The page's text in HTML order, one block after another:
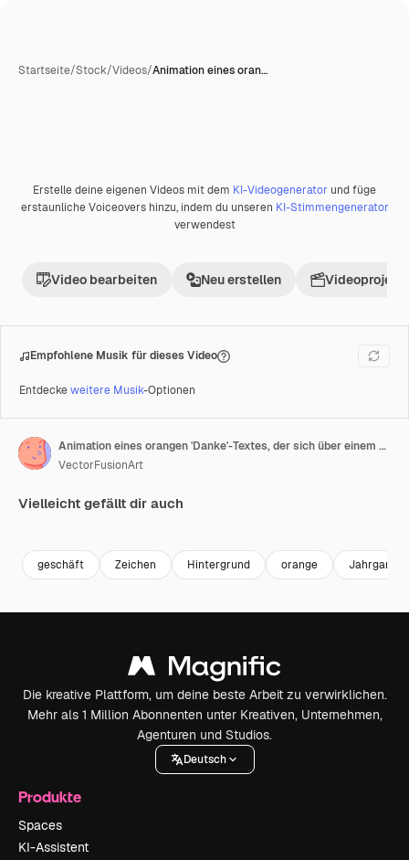
Startseite/Stock/Videos/Animation eines oran…
PremiumKI-generiert
Erstelle deine eigenen Videos mit dem KI-Videogenerator und füge
erstaunliche Voiceovers hinzu, indem du unseren KI-Stimmengenerator
verwendest
Video bearbeiten Neu erstellen Videoprojekt
Empfohlene Musik für dieses Video
Entdeckeweitere Musik-Optionen
Animation eines orangen 'Danke'-Textes, der sich über einem orangefarbenen Streifen auf gelbem Hintergrund wiederholt.
VectorFusionArt
Vielleicht gefällt dir auch
geschäft Zeichen Hintergrund orange Jahrgang
Die kreative Plattform, um deine beste Arbeit zu verwirklichen.
Mehr als 1 Million Abonnenten unter Kreativen, Unternehmen,
Agenturen und Studios.
Deutsch
Produkte
Spaces
KI-Assistent